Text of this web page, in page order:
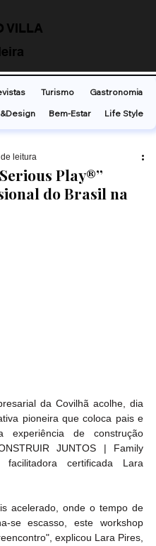
VILLA
Play®”
do Brasil na
leitura
da Covilhã acolhe, dia
pioneira que coloca pais e
de construção
JUNTOS | Family
certificada Lara
acelerado, onde o tempo de
se escasso, este workshop
explicou Lara Pires,
Turismo
Gastronomia
Bem-Estar Life Style